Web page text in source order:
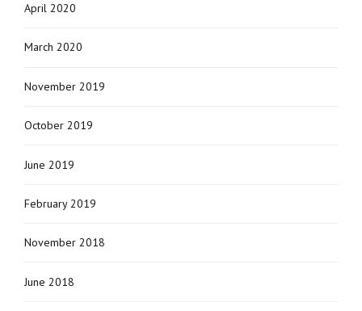
April 2020
March 2020
November 2019
October 2019
June 2019
February 2019
November 2018
June 2018